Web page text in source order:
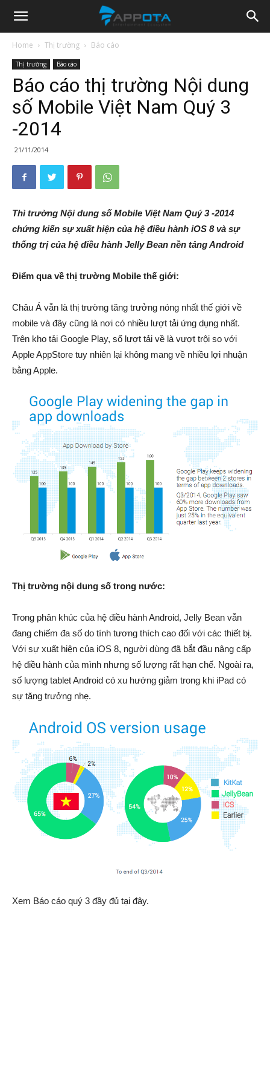
Appota
News
Home Thị trường Báo cáo
Thị trường Báo cáo
Báo cáo thị trường Nội dung
số Mobile Việt Nam Quý 3
-2014
21/11/2014
Thì trường Nội dung số Mobile Việt Nam Quý 3 -2014
chứng kiến sự xuất hiện của hệ điều hành iOS 8 và sự
thống trị của hệ điều hành Jelly Bean nền tảng Android
Điểm qua về thị trường Mobile thế giới:
Châu Á vẫn là thị trường tăng trưởng nóng nhất thế giới về
mobile và đây cũng là nơi có nhiều lượt tải ứng dụng nhất.
Trên kho tải Google Play, số lượt tải về là vượt trội so với
Apple AppStore tuy nhiên lại không mang về nhiều lợi nhuận
bằng Apple.
Thị trường nội dung số trong nước:
Trong phân khúc của hệ điều hành Android, Jelly Bean vẫn
đang chiếm đa số do tính tương thích cao đối với các thiết bị.
Với sự xuất hiện của iOS 8, người dùng đã bắt đầu nâng cấp
hệ điều hành của mình nhưng số lượng rất hạn chế. Ngoài ra,
số lượng tablet Android có xu hướng giảm trong khi iPad có
sự tăng trưởng nhẹ.
Xem Báo cáo quý 3 đầy đủ tại đây.